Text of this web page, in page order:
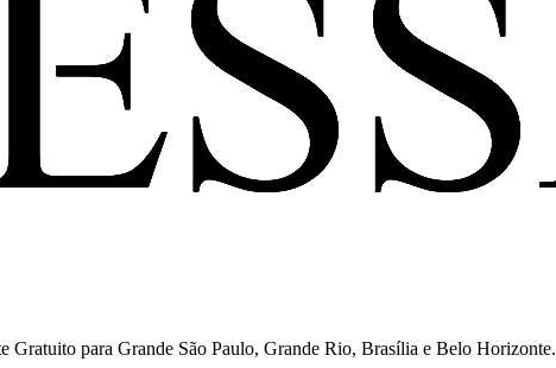
Gratuito para Grande São Paulo, Grande Rio, Brasília e Belo Horizonte.